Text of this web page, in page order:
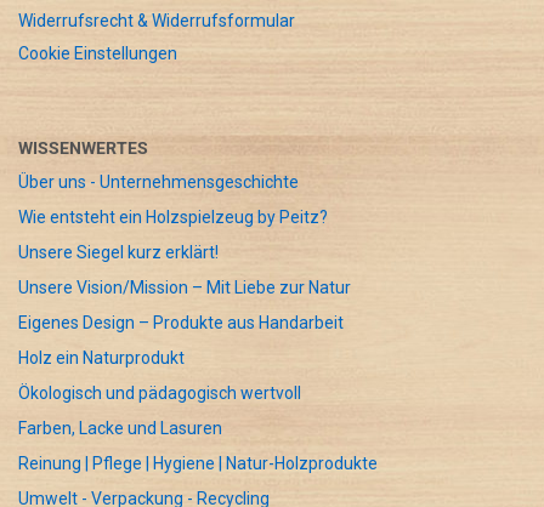
Widerrufsrecht & Widerrufsformular
Cookie Einstellungen
WISSENWERTES
Über uns - Unternehmensgeschichte
Wie entsteht ein Holzspielzeug by Peitz?
Unsere Siegel kurz erklärt!
Unsere Vision/Mission – Mit Liebe zur Natur
Eigenes Design – Produkte aus Handarbeit
Holz ein Naturprodukt
Ökologisch und pädagogisch wertvoll
Farben, Lacke und Lasuren
Reinung | Pflege | Hygiene | Natur-Holzprodukte
Umwelt - Verpackung - Recycling